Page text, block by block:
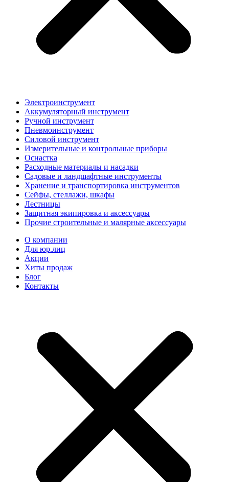
Электроинструмент
Аккумуляторный инструмент
Ручной инструмент
Пневмоинструмент
Силовой инструмент
Измерительные и контрольные приборы
Оснастка
Расходные материалы и насадки
Садовые и ландшафтные инструменты
Хранение и транспортировка инструментов
Сейфы, стеллажи, шкафы
Лестницы
Защитная экипировка и аксессуары
Прочие строительные и малярные аксессуары
О компании
Для юр.лиц
Акции
Хиты продаж
Блог
Контакты